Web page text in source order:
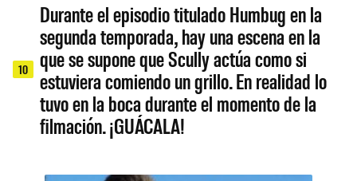
10
Durante el episodio titulado Humbug en la
segunda temporada, hay una escena en la
que se supone que Scully actúa como si
estuviera comiendo un grillo. En realidad lo
tuvo en la boca durante el momento de la
filmación. ¡GUÁCALA!